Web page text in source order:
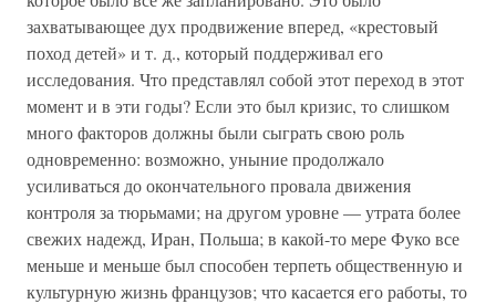
захватывающее дух продвижение вперед, «крестовый
поход детей» и т. д., который поддерживал его
исследования. Что представлял собой этот переход в этот
момент и в эти годы? Если это был кризис, то слишком
много факторов должны были сыграть свою роль
одновременно: возможно, уныние продолжало
усиливаться до окончательного провала движения
контроля за тюрьмами; на другом уровне — утрата более
свежих надежд, Иран, Польша; в какой-то мере Фуко все
меньше и меньше был способен терпеть общественную и
культурную жизнь французов; что касается его работы, то